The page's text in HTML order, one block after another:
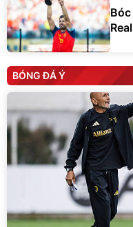
BÓNG ĐÁ Ý